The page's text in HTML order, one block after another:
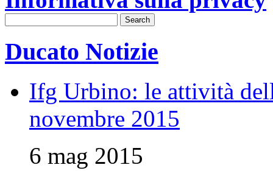
Ducato Notizie
Ifg Urbino: le attività
novembre 2015
6 mag 2015